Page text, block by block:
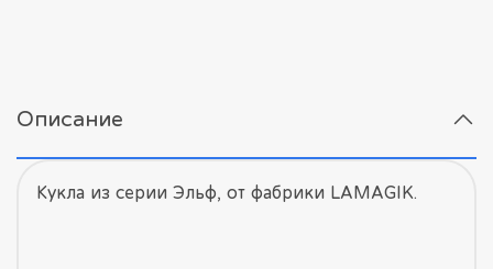
Описание
Кукла из серии Эльф, от фабрики LAMAGIK.